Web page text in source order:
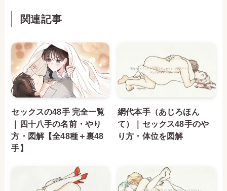
関連記事
セックスの48手 完全一覧
｜四十八手の名前・やり
方・図解【全48種＋裏48
手】
網代本手（あじろほん
て）｜セックス48手のや
り方・体位を図解